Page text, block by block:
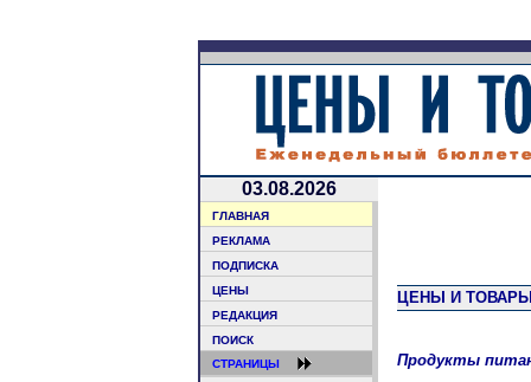
03.08.2026
ГЛАВНАЯ
РЕКЛАМА
ПОДПИСКА
ЦЕНЫ
РЕДАКЦИЯ
ПОИСК
СТРАНИЦЫ
ЦЕНЫ И
Продукты